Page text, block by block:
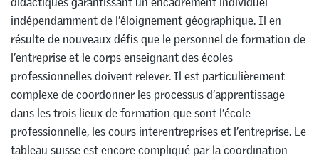
indépendamment de l’éloignement géographique. Il en
résulte de nouveaux défis que le personnel de formation de
l’entreprise et le corps enseignant des écoles
professionnelles doivent relever. Il est particulièrement
complexe de coordonner les processus d’apprentissage
dans les trois lieux de formation que sont l’école
professionnelle, les cours interentreprises et l’entreprise. Le
tableau suisse est encore compliqué par la coordination